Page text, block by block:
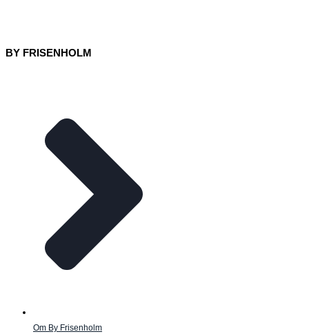
BY FRISENHOLM
Om By Frisenholm